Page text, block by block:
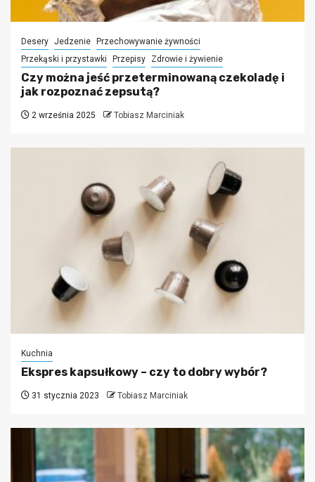
Desery Jedzenie Przechowywanie żywności
Przekąski i przystawki
Przepisy Zdrowie i żywienie
Czy można jeść przeterminowaną czekoladę i
jak rozpoznać zepsutą?
2 września 2025 Tobiasz Marciniak
Kuchnia
Ekspres kapsułkowy – czy to dobry wybór?
31 stycznia 2023 Tobiasz Marciniak